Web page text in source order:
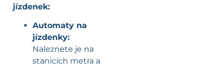
jízdenek:
Automaty na
jízdenky:
Naleznete je na
stanicích metra a